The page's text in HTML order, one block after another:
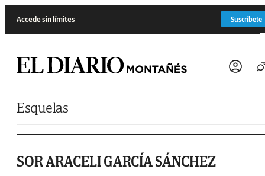
Accede sin límites Suscríbete
Esquelas
SOR ARACELI GARCÍA SÁNCHEZ